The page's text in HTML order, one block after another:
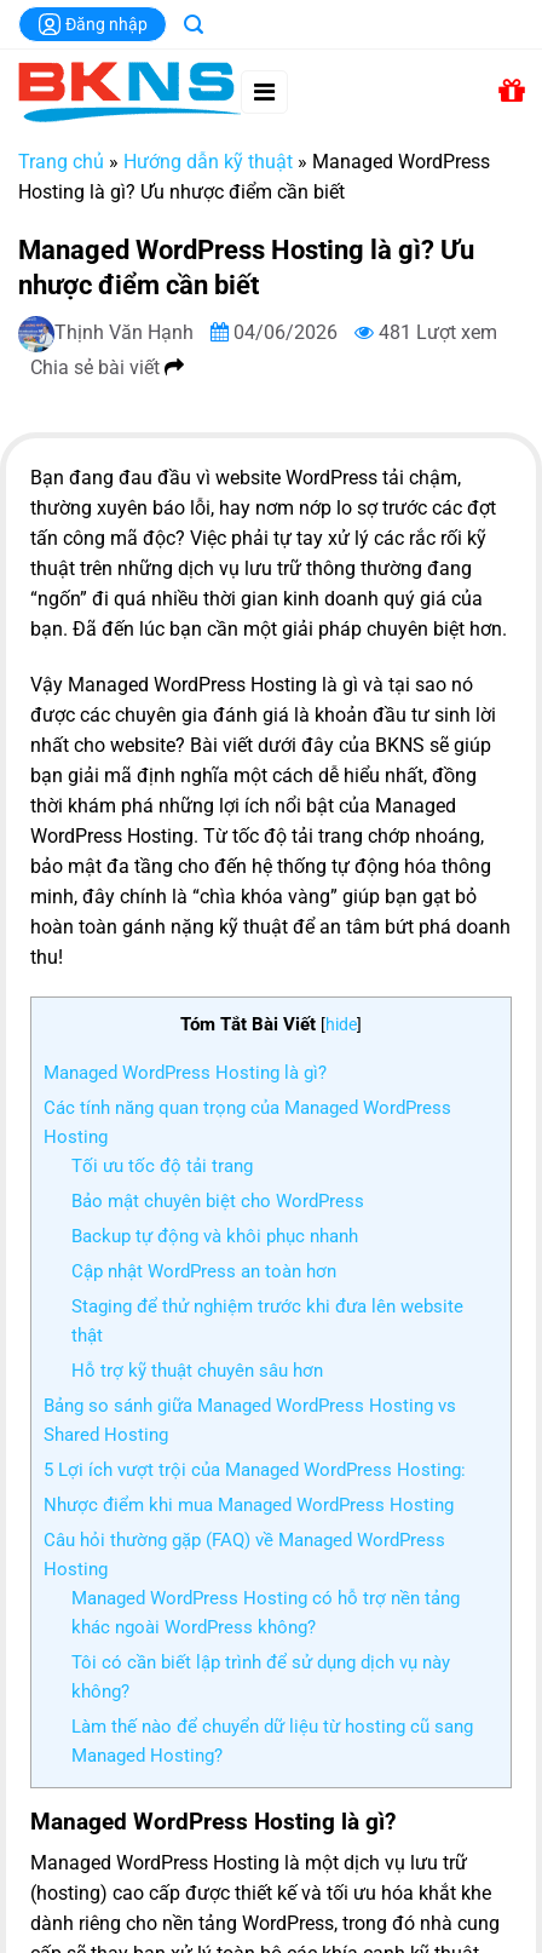
Chuyển
đến
dung
Đăng nhập
Trang chủ » Hướng dẫn kỹ thuật » Managed WordPress
Hosting là gì? Ưu nhược điểm cần biết
Managed WordPress Hosting là gì? Ưu
nhược điểm cần biết
Thịnh Văn Hạnh 04/06/2026
481 Lượt xem
Chia sẻ bài viết
Bạn đang đau đầu vì website WordPress tải chậm,
thường xuyên báo lỗi, hay nơm nớp lo sợ trước các đợt
tấn công mã độc? Việc phải tự tay xử lý các rắc rối kỹ
thuật trên những dịch vụ lưu trữ thông thường đang
“ngốn” đi quá nhiều thời gian kinh doanh quý giá của
bạn. Đã đến lúc bạn cần một giải pháp chuyên biệt hơn.
Vậy Managed WordPress Hosting là gì và tại sao nó
được các chuyên gia đánh giá là khoản đầu tư sinh lời
nhất cho website? Bài viết dưới đây của BKNS sẽ giúp
bạn giải mã định nghĩa một cách dễ hiểu nhất, đồng
thời khám phá những lợi ích nổi bật của Managed
WordPress Hosting. Từ tốc độ tải trang chớp nhoáng,
bảo mật đa tầng cho đến hệ thống tự động hóa thông
minh, đây chính là “chìa khóa vàng” giúp bạn gạt bỏ
hoàn toàn gánh nặng kỹ thuật để an tâm bứt phá doanh
thu!
Tóm Tắt Bài Viết [hide]
Managed WordPress Hosting là gì?
Các tính năng quan trọng của Managed WordPress
Hosting
Tối ưu tốc độ tải trang
Bảo mật chuyên biệt cho WordPress
Backup tự động và khôi phục nhanh
Cập nhật WordPress an toàn hơn
Staging để thử nghiệm trước khi đưa lên website
thật
Hỗ trợ kỹ thuật chuyên sâu hơn
Bảng so sánh giữa Managed WordPress Hosting vs
Shared Hosting
5 Lợi ích vượt trội của Managed WordPress Hosting:
Nhược điểm khi mua Managed WordPress Hosting
Câu hỏi thường gặp (FAQ) về Managed WordPress
Hosting
Managed WordPress Hosting có hỗ trợ nền tảng
khác ngoài WordPress không?
Tôi có cần biết lập trình để sử dụng dịch vụ này
không?
Làm thế nào để chuyển dữ liệu từ hosting cũ sang
Managed Hosting?
Managed WordPress Hosting là gì?
Managed WordPress Hosting là một dịch vụ lưu trữ
(hosting) cao cấp được thiết kế và tối ưu hóa khắt khe
dành riêng cho nền tảng WordPress, trong đó nhà cung